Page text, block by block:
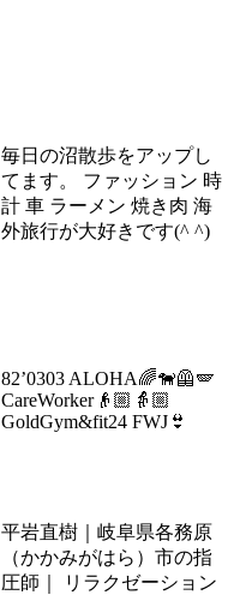
毎日の沼散歩をアップし
てます。 ファッション 時
計 車 ラーメン 焼き肉 海
外旅行が大好きです(^ ^)
82’0303 ALOHA🌈🐕‍🦺🪽
CareWorker👴🏼👵🏼
GoldGym&fit24 FWJ👙
平岩直樹｜岐阜県各務原
（かかみがはら）市の指
圧師｜ リラクゼーション